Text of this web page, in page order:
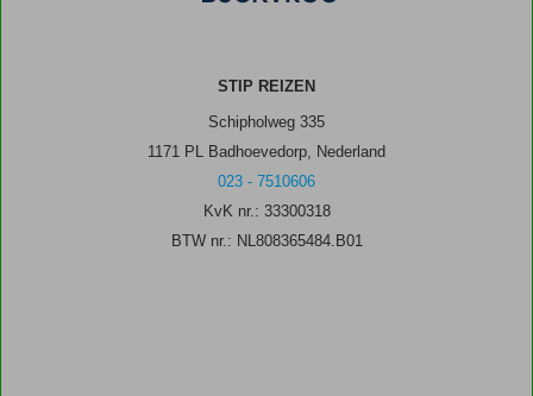
STIP REIZEN
Schipholweg 335
1171 PL Badhoevedorp, Nederland
023 - 7510606
KvK nr.: 33300318
BTW nr.: NL808365484.B01